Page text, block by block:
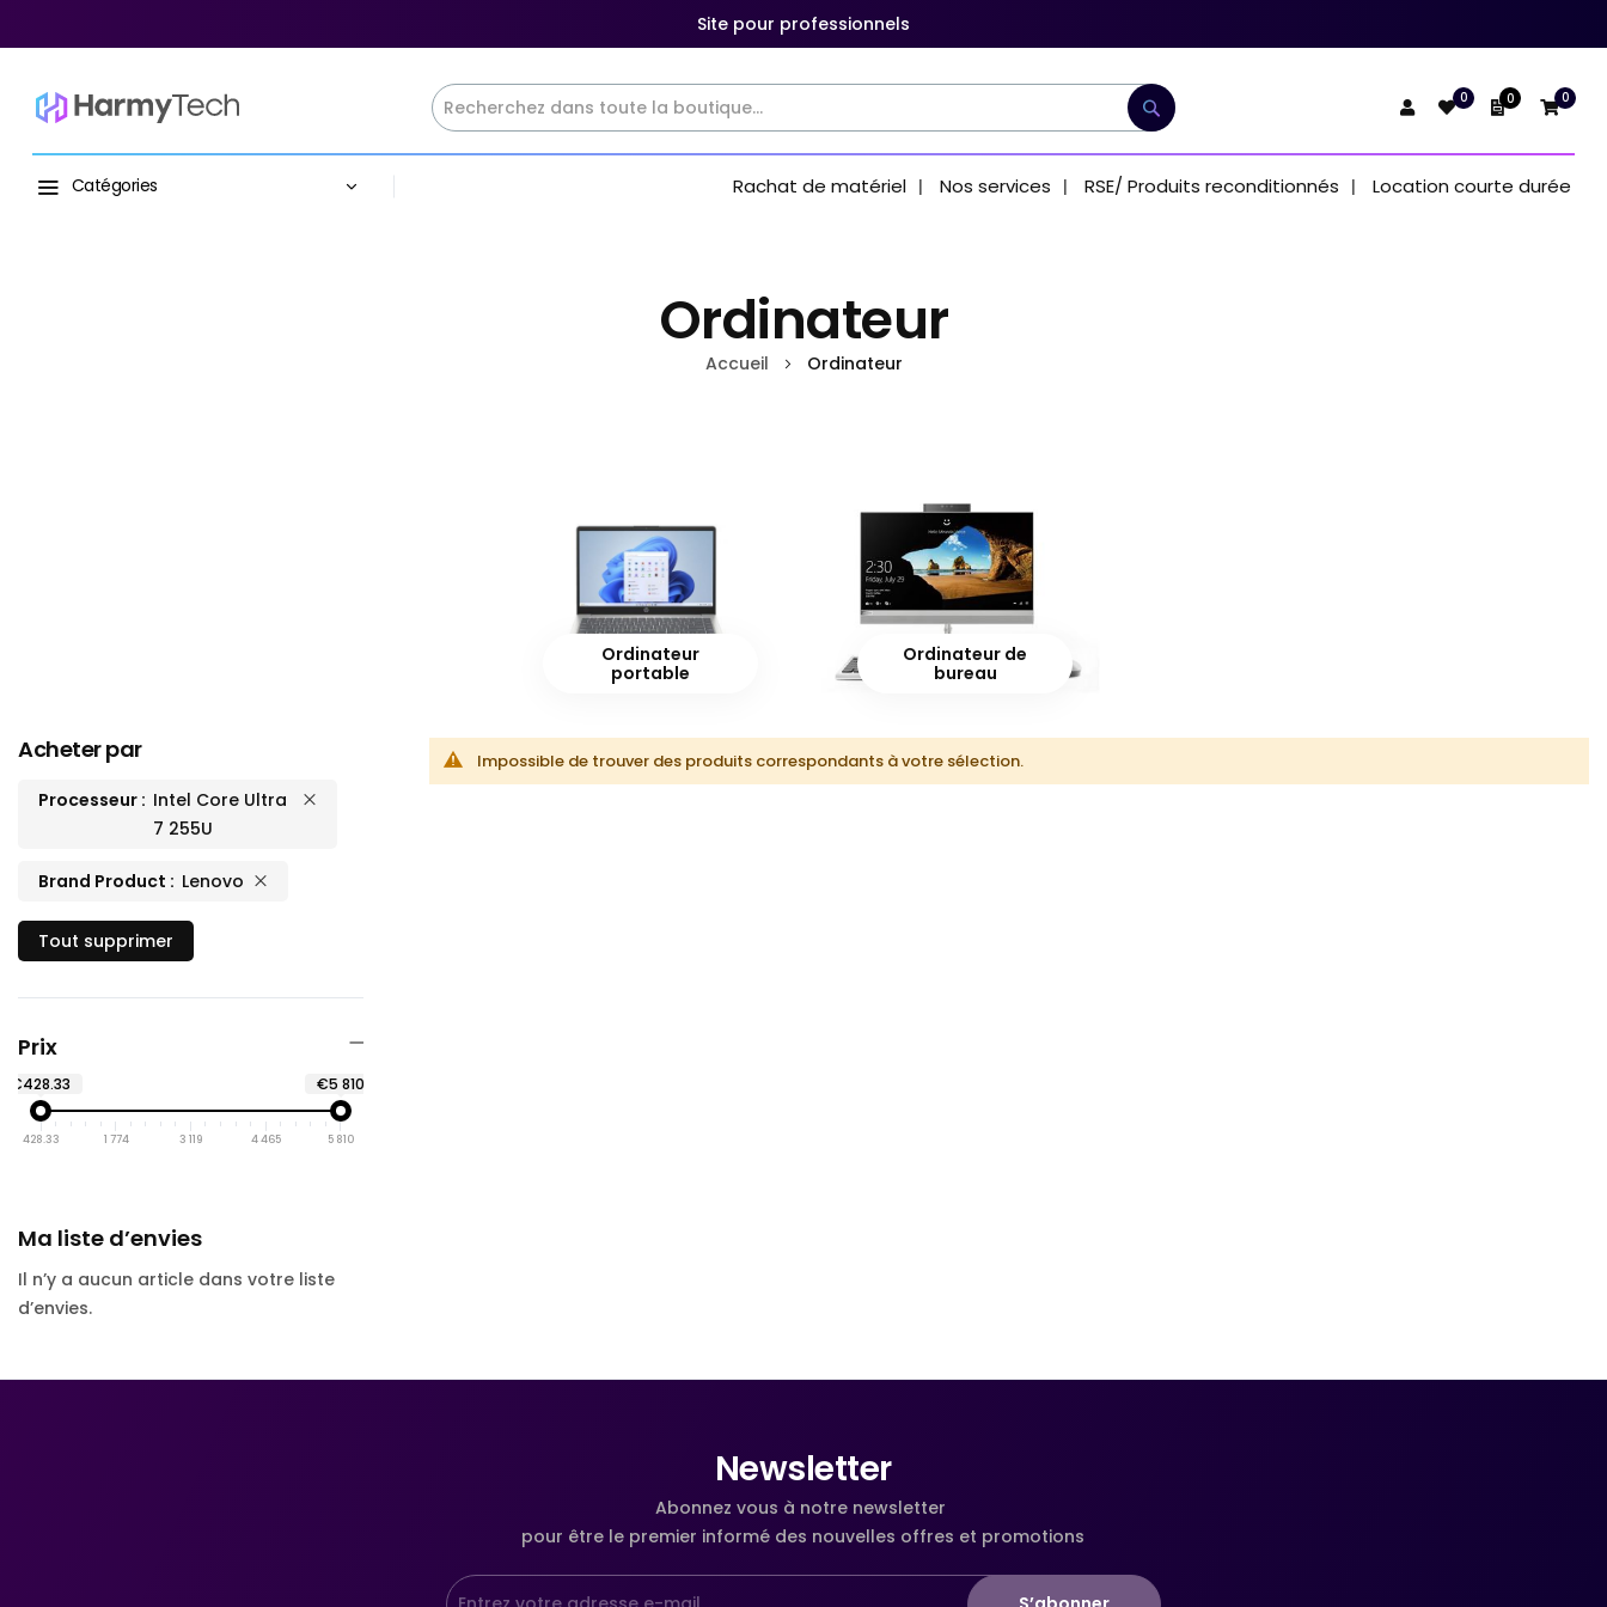
Site pour professionnels
Rechercher
0 Mon devis
0 0
Catégories Rachat de matériel Nos services RSE/ Produits reconditionnés Location courte durée
Ordinateur
Accueil Ordinateur
Ordinateur
portable
Ordinateur de
bureau
Impossible de trouver des produits correspondants à votre sélection.
Acheter par
Processeur
Intel Core Ultra
7 255U
Brand Product Lenovo
Tout supprimer
Prix
€428.33 €5 810
428.33 1 774 3 119 4 465 5 810
Ma liste d’envies
Il n’y a aucun article dans votre liste
d’envies.
Newsletter
Abonnez vous à notre newsletter
pour être le premier informé des nouvelles offres et promotions